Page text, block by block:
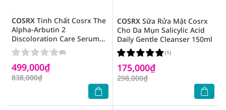
COSRX Tinh Chất Cosrx The
Alpha-Arbutin 2
Discoloration Care Serum
50ml
499,000₫
838,000₫
(0)
COSRX Sữa Rửa Mặt Cosrx
Cho Da Mụn Salicylic Acid
Daily Gentle Cleanser 150ml
175,000₫
298,000₫
(1)